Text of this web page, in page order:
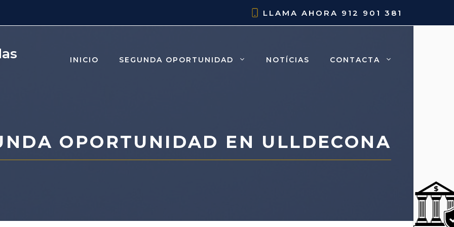
LLAMA AHORA 912 901 381
INICIO SEGUNDA OPORTUNIDAD NOTÍCIAS CONTACTA
OPORTUNIDAD EN ULLDECONA